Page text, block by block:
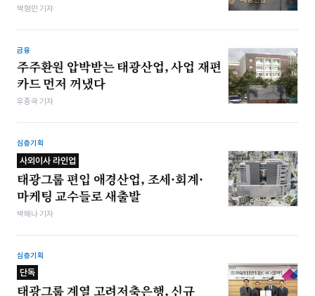
박형민 기자
금융
주주환원 압박받는 태광산업, 사업 재편
카드 먼저 꺼냈다
우종국 기자
심층기획
사외이사 라인업
태광그룹 편입 애경산업, 조세·회계·
마케팅 교수들로 새출발
박해나 기자
심층기획
단독
태광그룹 계열 고려저축은행, 신규